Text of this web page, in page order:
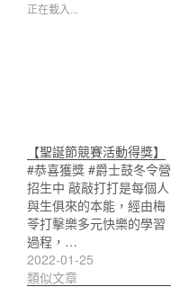
正在載入...
【聖誕節競賽活動得獎】
#恭喜獲獎 #爵士鼓冬令營
招生中 敲敲打打是每個人
與生俱來的本能，經由梅
苓打擊樂多元快樂的學習
過程，…
2022-01-25
類似文章